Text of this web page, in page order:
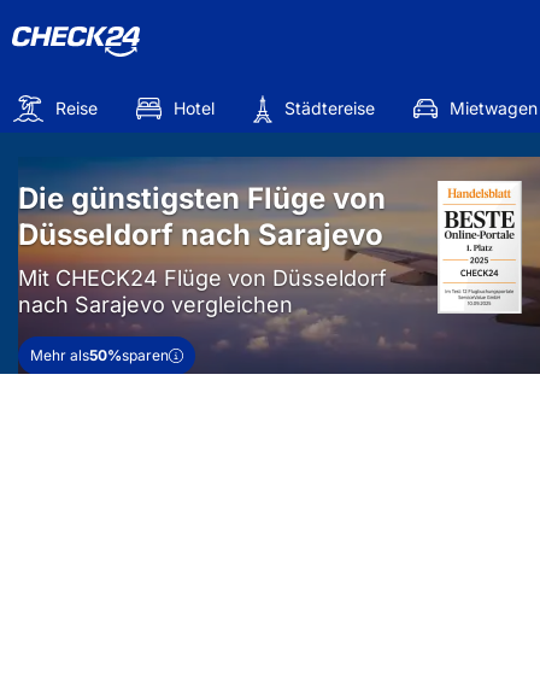
Reise Hotel Städtereise Mietwagen
Die günstigsten Flüge von
Düsseldorf nach Sarajevo
Mit CHECK24 Flüge von Düsseldorf
nach Sarajevo vergleichen
Mehr als50%sparen